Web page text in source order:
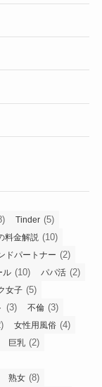
Tinder (5)
料金解説 (10)
ドパートナー (2)
ル (10) パパ活 (2)
女子 (5)
(3) 不倫 (3)
女性用風俗 (4)
巨乳 (2)
熟女 (8)